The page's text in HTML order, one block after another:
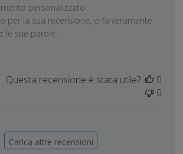
proprietario del negozio sulla
personalizzato
per la sua recensione, ci fa veramente
le sue parole.
Questa recensione è stata utile?
0
0
Carica altre recensioni